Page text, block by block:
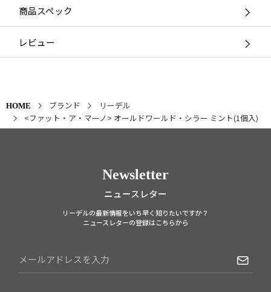
商品スペック
レビュー
HOME ブランド
リーデル
<ファット・ア・マーノ> オールドワールド・シラー ミント(1個入)
Newsletter
ニュースレター
リーデルの最新情報をいち早く知りたいですか？
ニュースレターの登録はこちらから